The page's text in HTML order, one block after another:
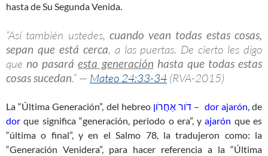
hasta de Su Segunda Venida.
“Así también ustedes, cuando vean todas estas cosas,
sepan que está cerca, a las puertas. De cierto les digo
queno pasaráesta generación hasta que todas estas
cosas sucedan.” — Mateo 24:33-34 (RVA-2015)
La “Última Generación”, del hebreo דֹור אַחֲרֹון – dor ajarón, de
dor que significa “generación, periodo o era”, yajarón que es
“última o final”, y en el Salmo 78, la tradujeron como: la
“Generación Venidera”, para hacer referencia a la “Última